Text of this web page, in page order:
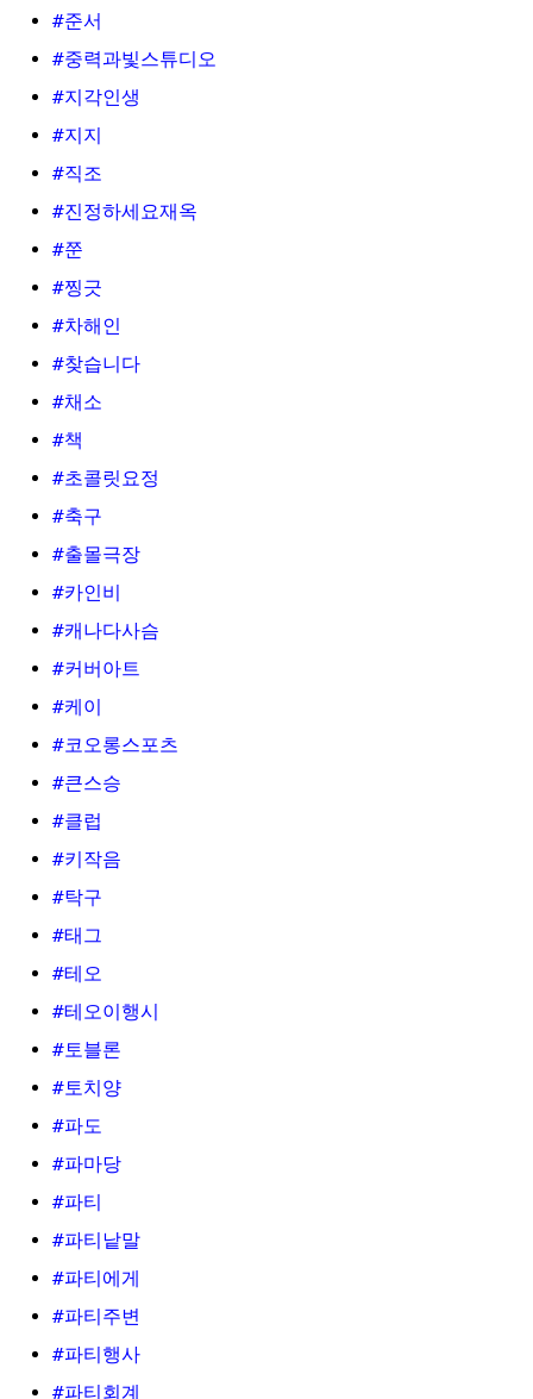
#준서
#중력과빛스튜디오
#지각인생
#지지
#직조
#진정하세요재옥
#쭌
#찡긋
#차해인
#찾습니다
#채소
#책
#초콜릿요정
#축구
#출몰극장
#카인비
#캐나다사슴
#커버아트
#케이
#코오롱스포츠
#큰스승
#클럽
#키작음
#탁구
#태그
#테오
#테오이행시
#토블론
#토치양
#파도
#파마당
#파티
#파티낱말
#파티에게
#파티주변
#파티행사
#파티회계